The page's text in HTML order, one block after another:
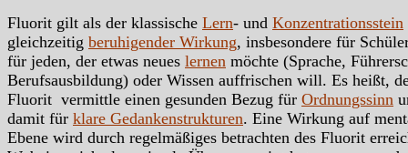
Fluorit gilt als der klassische Lern- und Konzentrationsstein
gleichzeitig beruhigender Wirkung, insbesondere für
für jeden, der etwas neues lernen möchte (Sprache,
Berufsausbildung) oder Wissen auffrischen will. Es heißt,
Fluorit vermittle einen gesunden Bezug für Ordnungssinn
damit für klare Gedankenstrukturen. Eine Wirkung auf
Ebene wird durch regelmäßiges betrachten des Fluorit